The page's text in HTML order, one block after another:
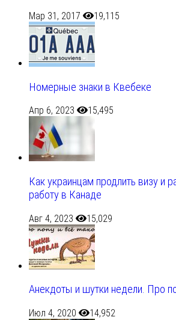
Мар 31, 2017 19,115
Номерные знаки в Квебеке
Апр 6, 2023 15,495
Как украинцам продлить визу и
работу в Канаде
Авг 4, 2023 15,029
Анекдоты и шутки недели. Про
Июл 4, 2020 14,952